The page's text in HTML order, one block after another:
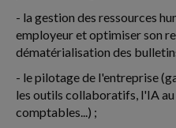
- la gestion des ressources
employeur et optimiser son
dématérialisation des
- le pilotage de l'entreprise
les outils collaboratifs, l'IA
comptables...) ;